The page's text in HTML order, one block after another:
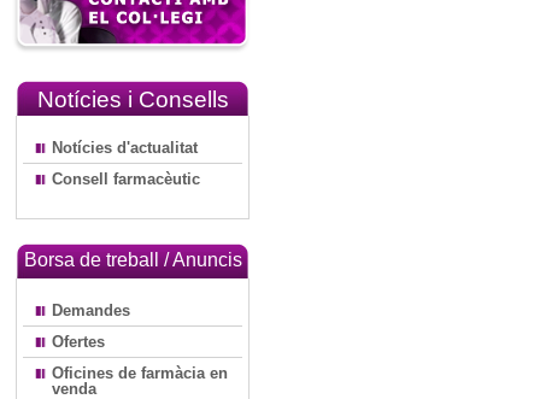
Notícies i Consells
Notícies d'actualitat
Consell farmacèutic
Borsa de treball / Anuncis
Demandes
Ofertes
Oficines de farmàcia en
venda